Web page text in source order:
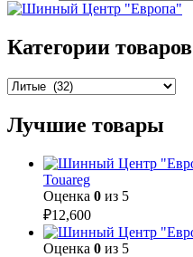
Категории товаров
Лучшие товары
Touareg
Оценка 0 из 5
₽12,600
Оценка 0 из 5